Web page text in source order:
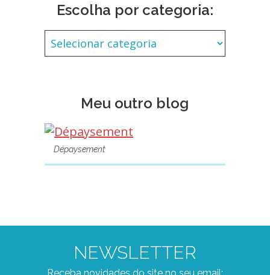
Escolha por categoria:
Meu outro blog
Dépaysement
NEWSLETTER